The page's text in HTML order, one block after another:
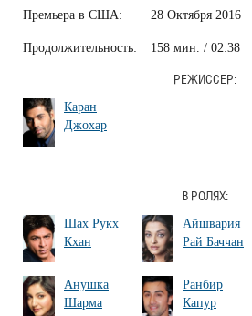
Премьера в США: 28 Октября 2016
Продолжительность: 158 мин. / 02:38
РЕЖИССЕР:
Каран
Джохар
В РОЛЯХ:
Шах Рукх
Кхан
Айшвария
Рай Баччан
Анушка
Шарма
Ранбир
Капур